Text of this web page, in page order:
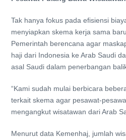
Tak hanya fokus pada efisiensi
menyiapkan skema kerja sama
Pemerintah berencana agar
haji dari Indonesia ke Arab Saudi
asal Saudi dalam penerbangan
“Kami sudah mulai berbicara
terkait skema agar pesawat-
mengangkut wisatawan dari Arab
Menurut data Kemenhaj, jumlah